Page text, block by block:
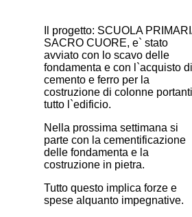
Il progetto: SCUOLA
SACRO CUORE, e` stato
avviato con lo scavo delle
fondamenta e con l`acquisto di
cemento e ferro per la
costruzione di colonne
tutto l`edificio.
Nella prossima settimana si
parte con la cementificazione
delle fondamenta e la
costruzione in pietra.
Tutto questo implica forze e
spese alquanto impegnative.